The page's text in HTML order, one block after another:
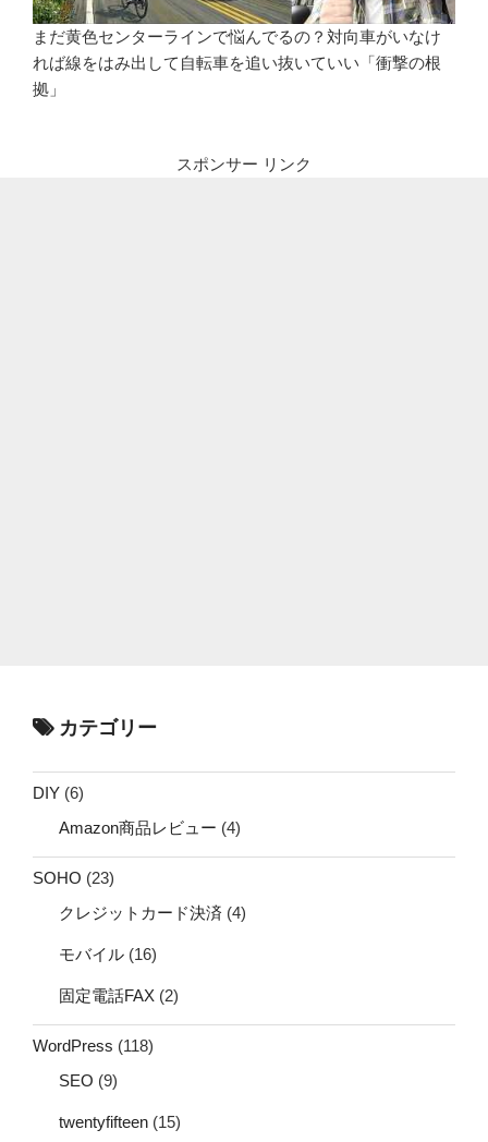
まだ黄色センターラインで悩んでるの？対向車がいなけ
れば線をはみ出して自転車を追い抜いていい「衝撃の根
拠」
スポンサー リンク
カテゴリー
DIY (6)
Amazon商品レビュー (4)
SOHO (23)
クレジットカード決済 (4)
モバイル (16)
固定電話FAX (2)
WordPress (118)
SEO (9)
twentyfifteen (15)